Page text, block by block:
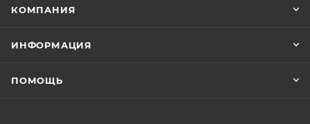
КОМПАНИЯ
ИНФОРМАЦИЯ
ПОМОЩЬ